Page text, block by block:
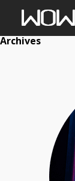
Archives